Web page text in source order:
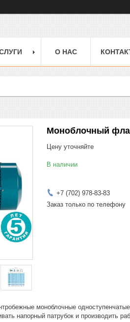
О НАС
Моноблочный
Цену уточняйте
В наличии
+7 (702) 978-83-83
Заказ только по телефону
моноблочные
напорный патрубок и производить